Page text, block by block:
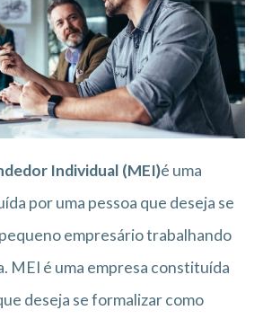
Individual (MEI)é uma
por uma pessoa que deseja se
empresário trabalhando
MEI é uma empresa constituída
deseja se formalizar como